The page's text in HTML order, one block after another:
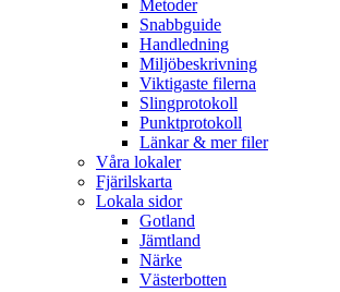
Metoder
Snabbguide
Handledning
Miljöbeskrivning
Viktigaste filerna
Slingprotokoll
Punktprotokoll
Länkar & mer filer
Våra lokaler
Fjärilskarta
Lokala sidor
Gotland
Jämtland
Närke
Västerbotten